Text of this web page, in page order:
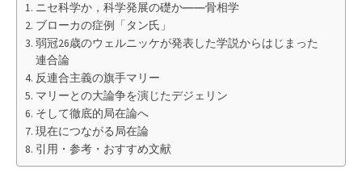
ニセ科学か，科学発展の礎か――骨相学
ブローカの症例「タン氏」
弱冠26歳のウェルニッケが発表した学説からはじまった
連合論
反連合主義の旗手マリー
マリーとの大論争を演じたデジェリン
そして徹底的局在論へ
現在につながる局在論
引用・参考・おすすめ文献